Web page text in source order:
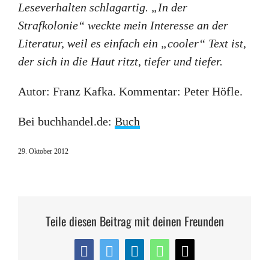
Leseverhalten schlagartig. „In der
Strafkolonie“ weckte mein Interesse an der
Literatur, weil es einfach ein „cooler“ Text ist,
der sich in die Haut ritzt, tiefer und tiefer.
Autor: Franz Kafka. Kommentar: Peter Höfle.
Bei buchhandel.de: Buch
29. Oktober 2012
Teile diesen Beitrag mit deinen Freunden